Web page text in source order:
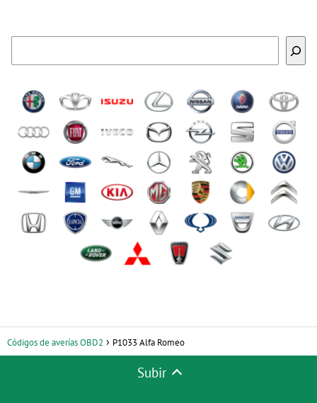
Códigos de averías OBD2 P1033 Alfa Romeo
Subir